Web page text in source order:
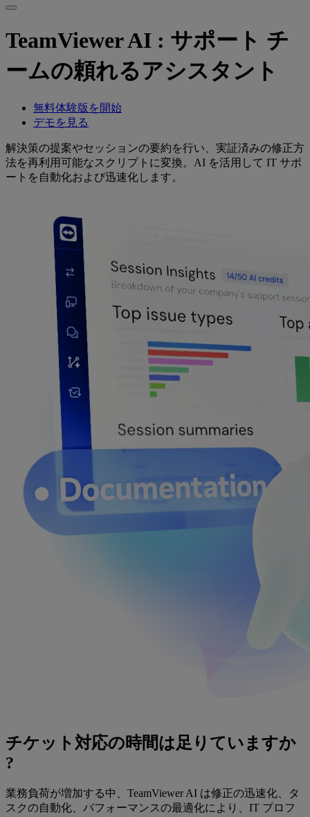
TeamViewer AI : サポート チ
ームの頼れるアシスタント
無料体験版を開始
デモを見る
解決策の提案やセッションの要約を行い、実証済みの修正方
法を再利用可能なスクリプトに変換。AI を活用して IT サポ
ートを自動化および迅速化します。
チケット対応の時間は足りていますか
?
業務負荷が増加する中、TeamViewer AI は修正の迅速化、タ
スクの自動化、パフォーマンスの最適化により、IT プロフ